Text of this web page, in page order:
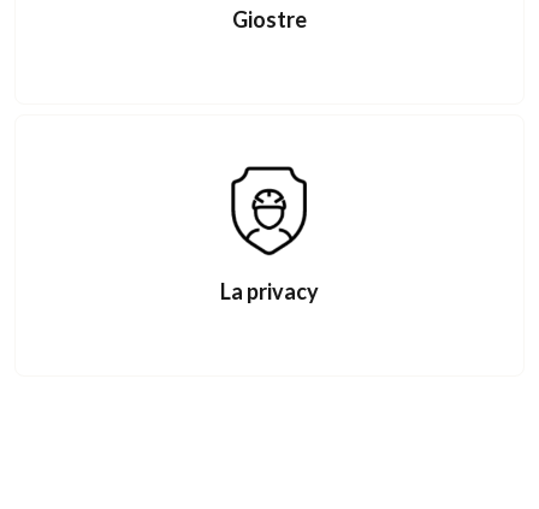
Giostre
La privacy